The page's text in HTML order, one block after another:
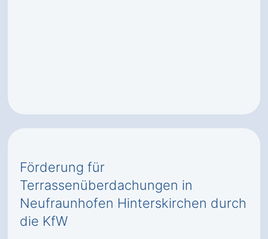
Förderung für
Terrassenüberdachungen in
Neufraunhofen Hinterskirchen durch
die KfW